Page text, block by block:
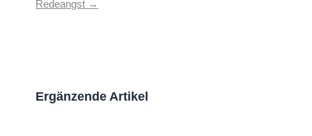
Redeangst →
Ergänzende Artikel